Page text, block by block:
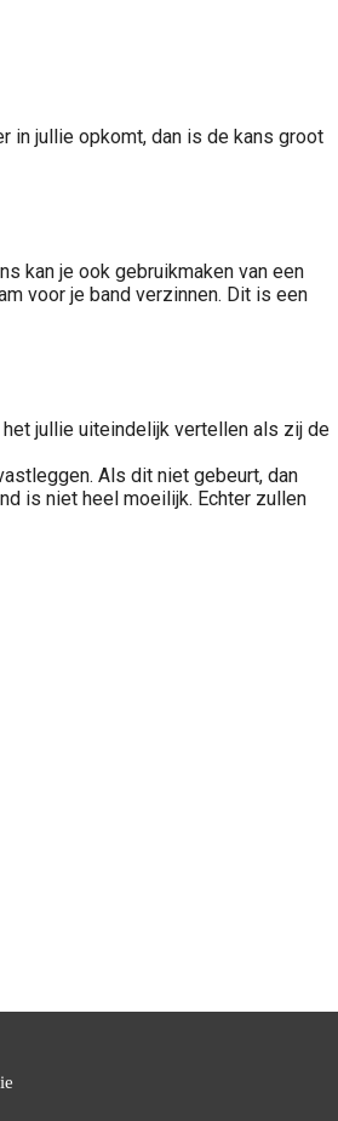
in jullie opkomt, dan is de kans groot
kan je ook gebruikmaken van een
voor je band verzinnen. Dit is een
het jullie uiteindelijk vertellen als zij de
Als dit niet gebeurt, dan
is niet heel moeilijk. Echter zullen